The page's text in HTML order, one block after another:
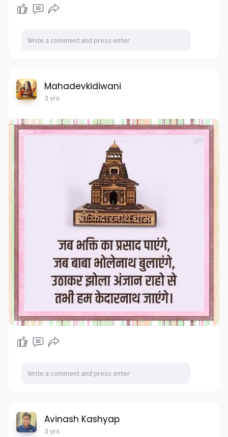
Mahadevkidiwani
3 yrs
Avinash Kashyap
3 yrs